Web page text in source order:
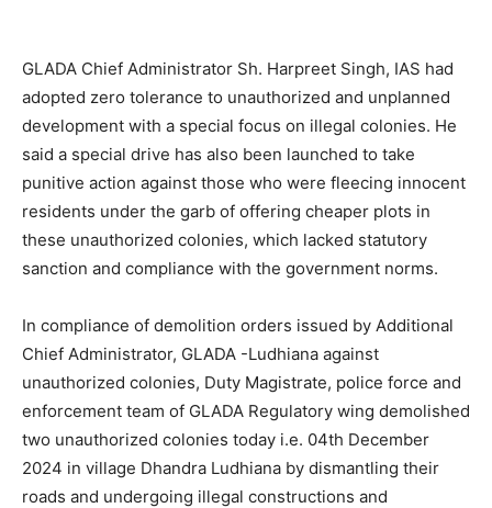
GLADA Chief Administrator Sh. Harpreet Singh, IAS had
adopted zero tolerance to unauthorized and unplanned
development with a special focus on illegal colonies. He
said a special drive has also been launched to take
punitive action against those who were fleecing innocent
residents under the garb of offering cheaper plots in
these unauthorized colonies, which lacked statutory
sanction and compliance with the government norms.
In compliance of demolition orders issued by Additional
Chief Administrator, GLADA -Ludhiana against
unauthorized colonies, Duty Magistrate, police force and
enforcement team of GLADA Regulatory wing demolished
two unauthorized colonies today i.e. 04th December
2024 in village Dhandra Ludhiana by dismantling their
roads and undergoing illegal constructions and